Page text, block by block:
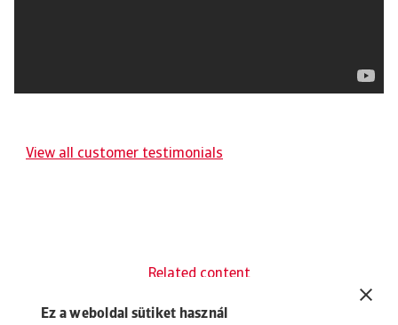
Ez a weboldal sütiket használ
View all customer testimonials
Related content
You might also like